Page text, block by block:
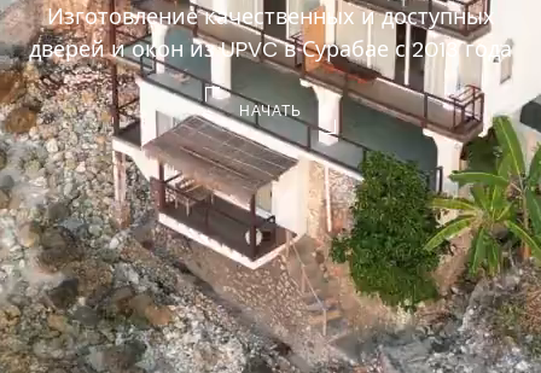
Изготовление качественных и доступных
дверей и окон из UPVC в Сурабае с 2013 года
НАЧАТЬ